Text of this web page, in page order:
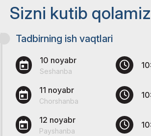
Sizni kutib
Tadbirning ish vaqtlari
10 noyabr
Seshanba
11 noyabr
Chorshanba
12 noyabr
Payshanba